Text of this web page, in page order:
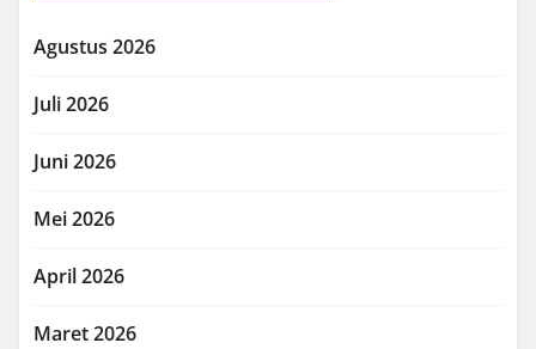
Agustus 2026
Juli 2026
Juni 2026
Mei 2026
April 2026
Maret 2026